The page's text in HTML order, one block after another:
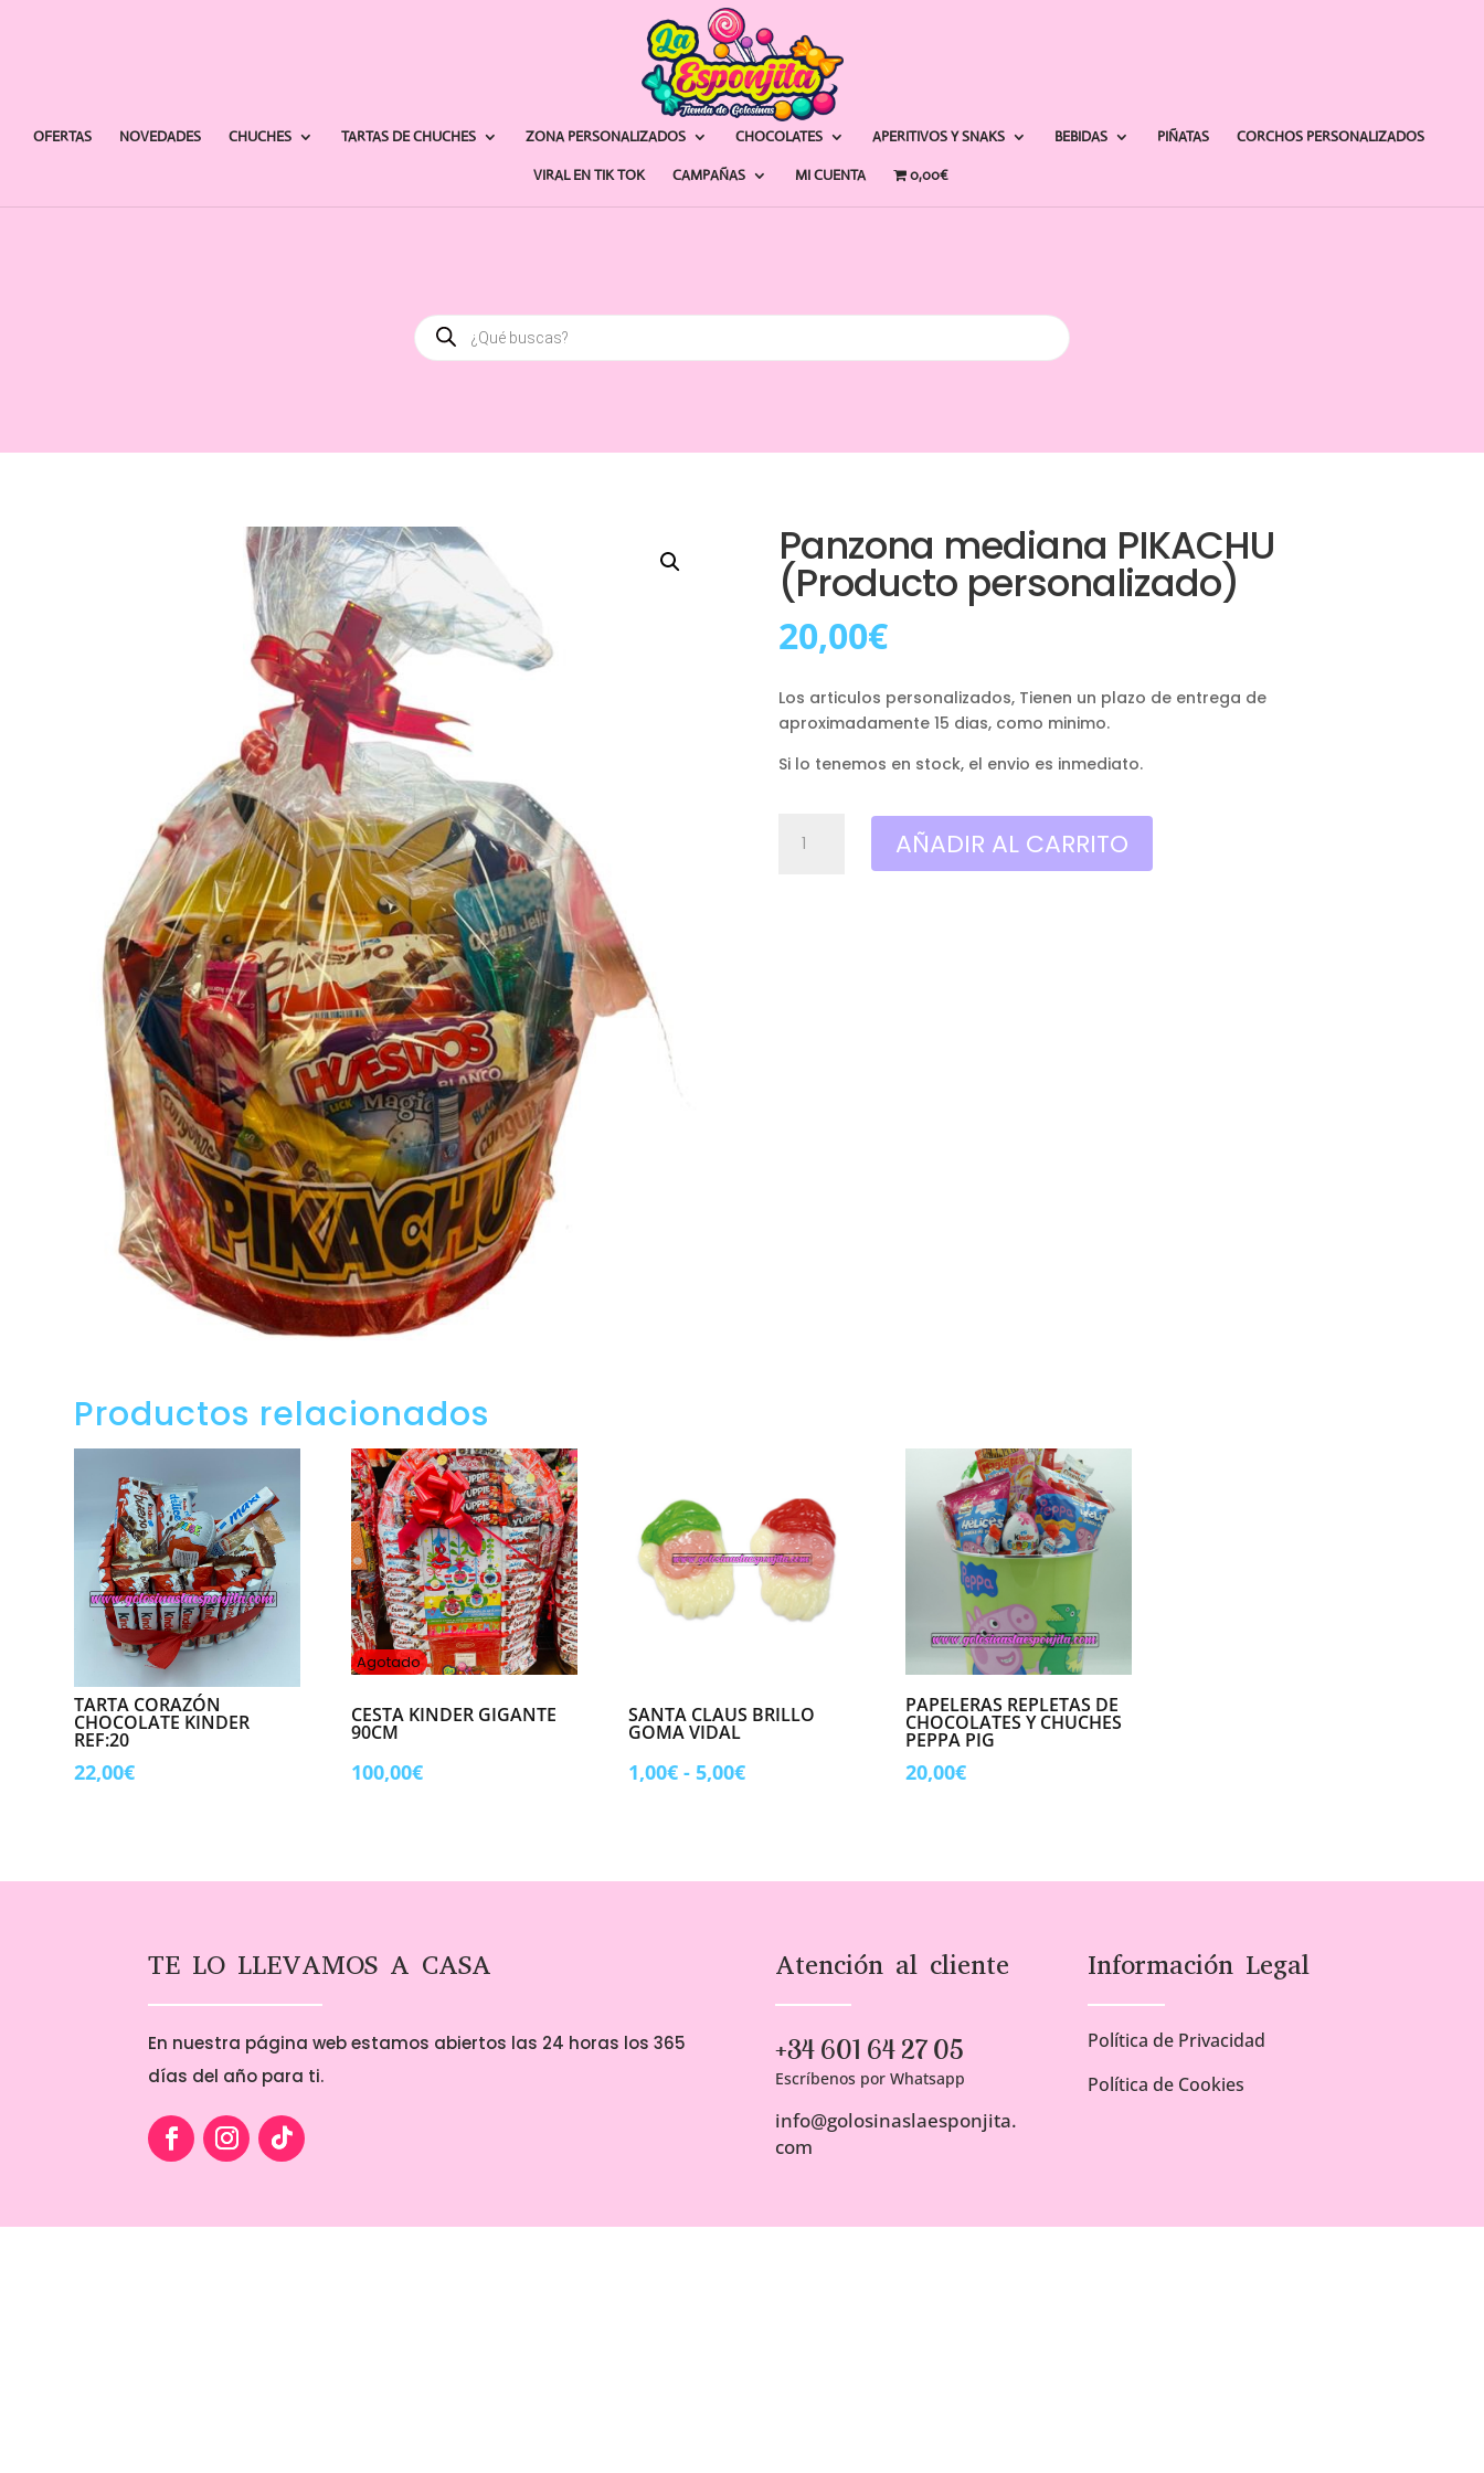
OFERTAS NOVEDADES CHUCHES TARTAS DE CHUCHES ZONA PERSONALIZADOS CHOCOLATES APERITIVOS Y SNAKS BEBIDAS PIÑATAS CORCHOS PERSONALIZADOS
VIRAL EN TIK TOK CAMPAÑAS MI CUENTA 0,00€
Búsqueda
de
productos
Panzona mediana PIKACHU
(Producto personalizado)
20,00€
Los articulos personalizados, Tienen un plazo de entrega de
aproximadamente 15 dias, como minimo.
Si lo tenemos en stock, el envio es inmediato.
mediana
AÑADIR AL CARRITO
Productos relacionados
TARTA CORAZÓN
CHOCOLATE KINDER
REF:20
22,00€
Agotado
CESTA KINDER GIGANTE
90CM
100,00€
SANTA CLAUS BRILLO
GOMA VIDAL
1,00€ - 5,00€Rango
1,00€
PAPELERAS REPLETAS DE
CHOCOLATES Y CHUCHES
PEPPA PIG
20,00€
TE LO LLEVAMOS A CASA
En nuestra página web estamos abiertos las 24 horas los 365
días del año para ti.
Atención al cliente
+34 601 64 27 05
Escríbenos por Whatsapp
info@golosinaslaesponjita.
com
Información Legal
Política de Privacidad
Política de Cookies